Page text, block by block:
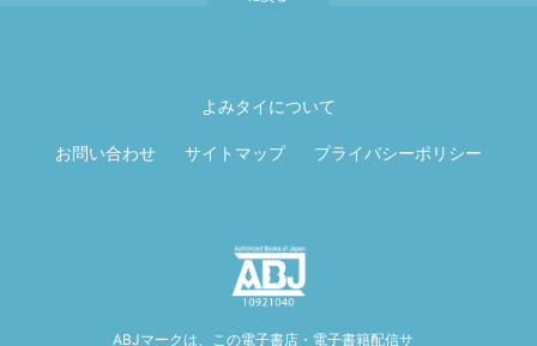
よみタイについて
お問い合わせ サイトマップ プライバシーポリシー
ABJマークは、この電子書店・電子書籍配信サ